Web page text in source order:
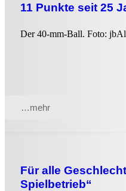
11 Punkte seit 25
Der 40-mm-Ball. Foto:
…mehr
Für alle
Spielbetrieb“